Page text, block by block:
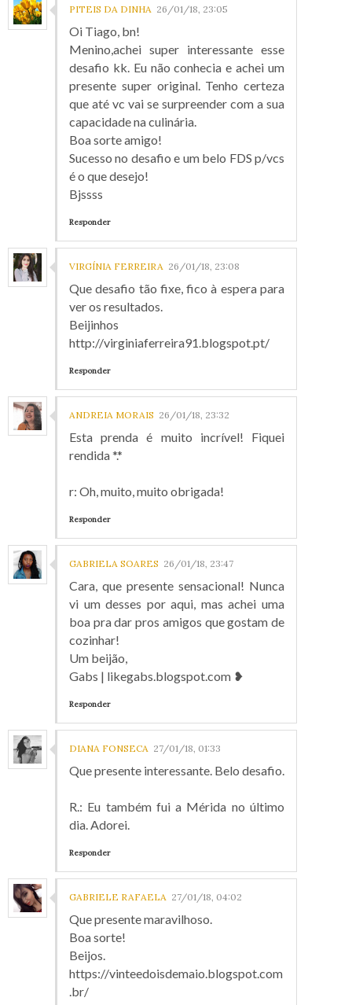
PITEIS DA DINHA 26/01/18, 23:05
Oi Tiago, bn!
Menino,achei super interessante esse
desafio kk. Eu não conhecia e achei um
presente super original. Tenho certeza
que até vc vai se surpreender com a sua
capacidade na culinária.
Boa sorte amigo!
Sucesso no desafio e um belo FDS p/vcs
é o que desejo!
Bjssss
Responder
VIRGÍNIA FERREIRA 26/01/18, 23:08
Que desafio tão fixe, fico à espera para
ver os resultados.
Beijinhos
http://virginiaferreira91.blogspot.pt/
Responder
ANDREIA MORAIS 26/01/18, 23:32
Esta prenda é muito incrível! Fiquei
rendida *.*
r: Oh, muito, muito obrigada!
Responder
GABRIELA SOARES 26/01/18, 23:47
Cara, que presente sensacional! Nunca
vi um desses por aqui, mas achei uma
boa pra dar pros amigos que gostam de
cozinhar!
Um beijão,
Gabs | likegabs.blogspot.com ❥
Responder
DIANA FONSECA 27/01/18, 01:33
Que presente interessante. Belo desafio.
R.: Eu também fui a Mérida no último
dia. Adorei.
Responder
GABRIELE RAFAELA 27/01/18, 04:02
Que presente maravilhoso.
Boa sorte!
Beijos.
https://vinteedoisdemaio.blogspot.com
.br/